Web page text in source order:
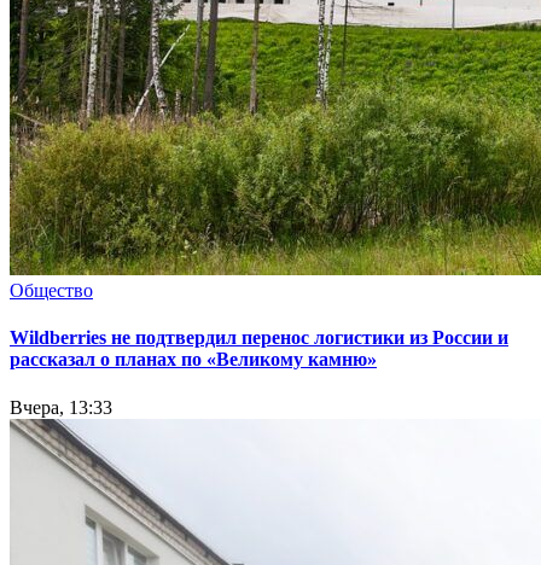
Общество
Wildberries не подтвердил перенос логистики из России и
рассказал о планах по «Великому камню»
Вчера, 13:33